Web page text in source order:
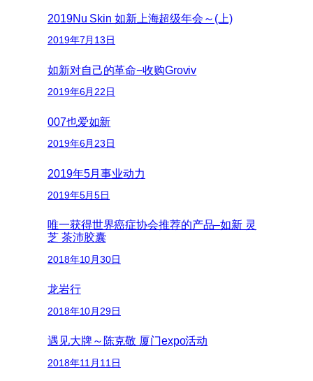
2019Nu Skin 如新上海超级年会～(上)
2019年7月13日
如新对自己的革命−收购Groviv
2019年6月22日
007也爱如新
2019年6月23日
2019年5月事业动力
2019年5月5日
唯一获得世界癌症协会推荐的产品–如新 灵
芝 茶沛胶囊
2018年10月30日
龙岩行
2018年10月29日
遇见大牌～陈克敬 厦门expo活动
2018年11月11日